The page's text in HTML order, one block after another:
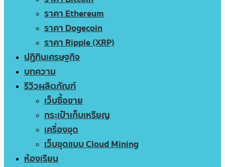
ราคา Ethereum
ราคา Dogecoin
ราคา Ripple (XRP)
ปฏิทินเศรษฐกิจ
บทความ
รีวิวผลิตภัณฑ์
เว็บซื้อขาย
กระเป๋าเก็บเหรียญ
เครื่องขุด
เว็บขุดแบบ Cloud Mining
ห้องเรียน